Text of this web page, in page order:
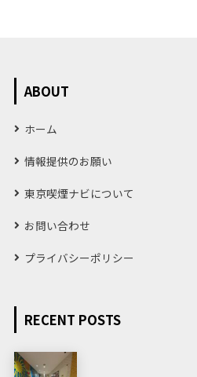
ABOUT
ホーム
情報提供のお願い
東京喫煙ナビについて
お問い合わせ
プライバシーポリシー
RECENT POSTS